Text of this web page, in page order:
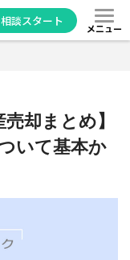
談スタート
メニュー
却まとめ】
いて基本か